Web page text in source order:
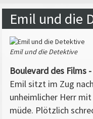
Emil und die
Emil und die Detektive
Boulevard des Films
Emil sitzt im Zug
unheimlicher Herr
müde. Plötzlich